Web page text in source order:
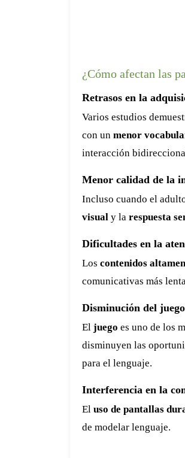
¿Cómo afectan las
Retrasos en la
Varios estudios
con un menor
interacción
Menor calidad de la
Incluso cuando el
visual y la respuesta
Dificultades en la
Los contenidos
comunicativas más
Disminución del
El juego es uno de los
disminuyen las
para el lenguaje.
Interferencia en la
El uso de pantallas
de modelar lenguaje.